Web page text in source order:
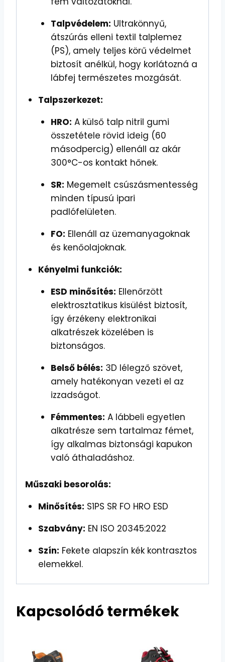
Talpvédelem: Ultrakönnyű,
átszúrás elleni textil talplemez
(PS), amely teljes körű védelmet
biztosít anélkül, hogy korlátozná a
lábfej természetes mozgását.
Talpszerkezet:
HRO: A külső talp nitril gumi
összetétele rövid ideig (60
másodpercig) ellenáll az akár
300°C-os kontakt hőnek.
SR: Megemelt csúszásmentesség
minden típusú ipari
padlófelületen.
FO: Ellenáll az üzemanyagoknak
és kenőolajoknak.
Kényelmi funkciók:
ESD minősítés: Ellenőrzött
elektrosztatikus kisülést biztosít,
így érzékeny elektronikai
alkatrészek közelében is
biztonságos.
Belső bélés: 3D lélegző szövet,
amely hatékonyan vezeti el az
izzadságot.
Fémmentes: A lábbeli egyetlen
alkatrésze sem tartalmaz fémet,
így alkalmas biztonsági kapukon
való áthaladáshoz.
Műszaki besorolás:
Minősítés: S1PS SR FO HRO ESD
Szabvány: EN ISO 20345:2022
Szín: Fekete alapszín kék kontrasztos
elemekkel.
Kapcsolódó termékek